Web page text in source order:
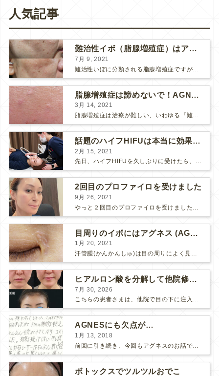
人気記事
難治性イボ（脂腺増殖症）はアグネスAGNESが効果的です！
7月 9, 2021
脂腺増殖症は諦めないで！AGNESアグネス治療でツルツル肌に！
3月 14, 2021
脂腺増殖症は治療が難しい、いわゆる『難治性イボ』です。 脂腺増殖症でググると、治療法として液体窒素、メスやパンチングによる外科的切除、炭酸ガスレーザーなどが出て来ますが、実際のところ、液体窒...
話題のハイフHIFUは本当に効果があるのか？
2月 15, 2021
先日、ハイフHIFUを久しぶりに受けたら、顔の調子がとても良い感じです♪ 私はハイフHIFU後はいつも３日位、人には気付かれない程度に軽く腫れて、その後、グングンと顔が引き締まります。 ...
2回目のプロファイロを受けました
9月 26, 2021
目周りのイボにはアグネス (AGNES）が効く！（ほぼ）ノーダウンタイムのイボ治療
1月 20, 2021
汗管腫(かんかんしゅ)は目の周りによく見られるいぼです。 以前は炭酸ガスレーザーでイボ組織を削って（蒸散とかアブレーションと言います）治療していました。 汗管腫は治療しても再発しやすい難治...
ヒアルロン酸を分解して他院修正（目の下のチンダル現象とその補正）
7月 30, 2026
こちらの患者さまは、他院で目の下に注入したヒアルロン酸がチンダル現象を起こしていたため、 ヒアルロン酸を分解する薬（ヒアルロニダーゼ）で分解してから 改めてヒアルロン酸を入れ直しました。 ...
AGNESにも欠点が…
1月 13, 2018
ボトックスでツルツルおでこ